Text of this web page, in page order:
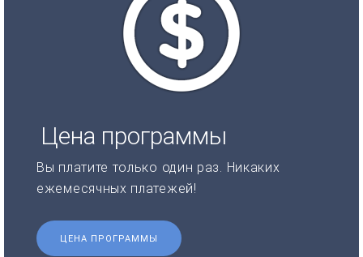
Цена программы
Вы платите только один раз. Никаких
ежемесячных платежей!
ЦЕНА ПРОГРАММЫ